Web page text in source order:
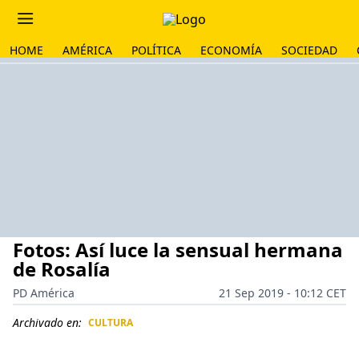
HOME AMÉRICA POLÍTICA ECONOMÍA SOCIEDAD
Fotos: Así luce la sensual hermana
de Rosalía
PD América
21 Sep 2019 - 10:12 CET
Archivado en: CULTURA